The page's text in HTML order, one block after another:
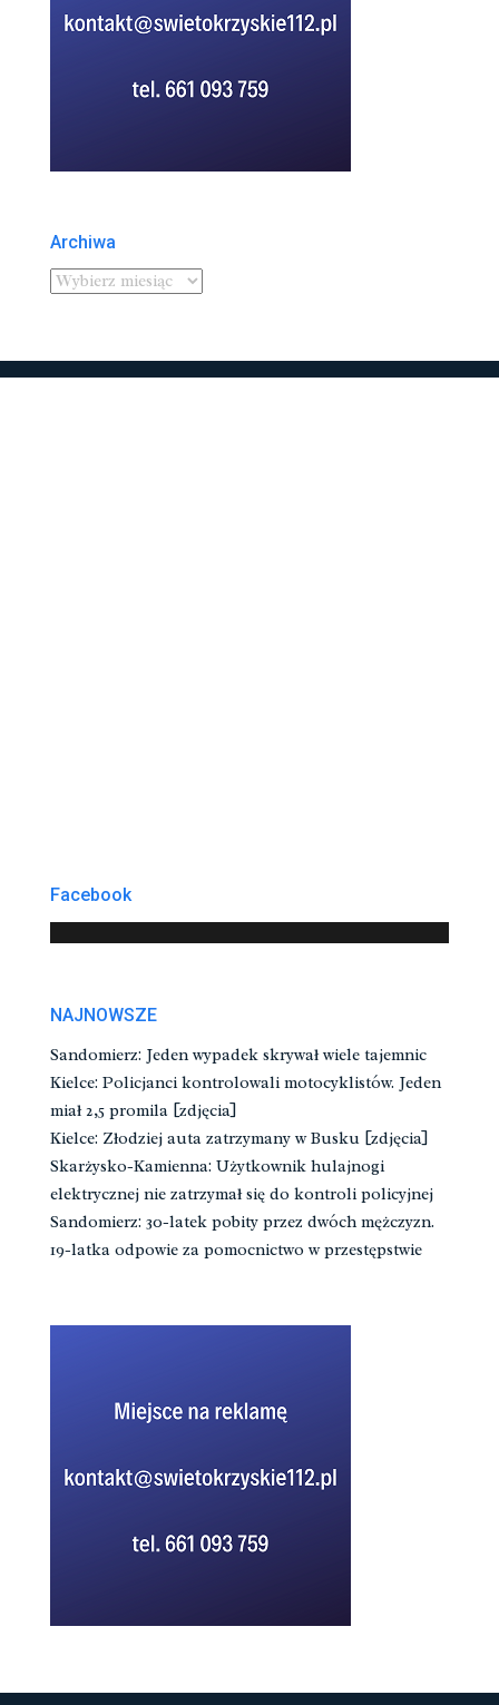
Archiwa
Facebook
NAJNOWSZE
Sandomierz: Jeden wypadek skrywał wiele tajemnic
Kielce: Policjanci kontrolowali motocyklistów. Jeden
miał 2,5 promila [zdjęcia]
Kielce: Złodziej auta zatrzymany w Busku [zdjęcia]
Skarżysko-Kamienna: Użytkownik hulajnogi
elektrycznej nie zatrzymał się do kontroli policyjnej
Sandomierz: 30-latek pobity przez dwóch mężczyzn.
19-latka odpowie za pomocnictwo w przestępstwie